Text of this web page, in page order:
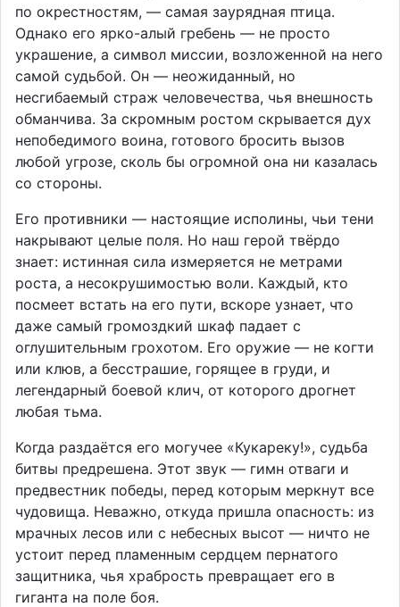
по окрестностям, — самая заурядная птица.
Однако его ярко-алый гребень — не просто
украшение, а символ миссии, возложенной на него
самой судьбой. Он — неожиданный, но
несгибаемый страж человечества, чья внешность
обманчива. За скромным ростом скрывается дух
непобедимого воина, готового бросить вызов
любой угрозе, сколь бы огромной она ни казалась
со стороны.
Его противники — настоящие исполины, чьи тени
накрывают целые поля. Но наш герой твёрдо
знает: истинная сила измеряется не метрами
роста, а несокрушимостью воли. Каждый, кто
посмеет встать на его пути, вскоре узнает, что
даже самый громоздкий шкаф падает с
оглушительным грохотом. Его оружие — не когти
или клюв, а бесстрашие, горящее в груди, и
легендарный боевой клич, от которого дрогнет
любая тьма.
Когда раздаётся его могучее «Кукареку!», судьба
битвы предрешена. Этот звук — гимн отваги и
предвестник победы, перед которым меркнут все
чудовища. Неважно, откуда пришла опасность: из
мрачных лесов или с небесных высот — ничто не
устоит перед пламенным сердцем пернатого
защитника, чья храбрость превращает его в
гиганта на поле боя.